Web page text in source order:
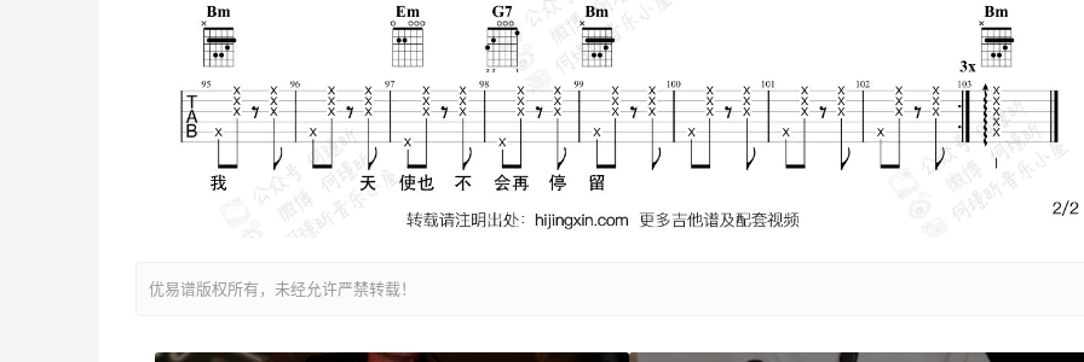
优易谱版权所有，未经允许严禁转载！